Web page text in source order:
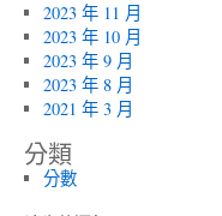
2023 年 11 月
2023 年 10 月
2023 年 9 月
2023 年 8 月
2021 年 3 月
分類
分數